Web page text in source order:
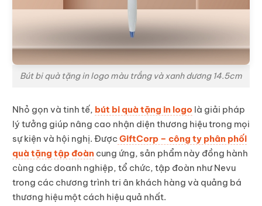
Bút bi quà tặng in logo màu trắng và xanh dương 14.5cm
Nhỏ gọn và tinh tế, bút bi quà tặng in logo là giải pháp
lý tưởng giúp nâng cao nhận diện thương hiệu trong mọi
sự kiện và hội nghị. ĐượcGiftCorp – công ty phân phối
quà tặng tập đoàn cung ứng, sản phẩm này đồng hành
cùng các doanh nghiệp, tổ chức, tập đoàn như Nevu
trong các chương trình tri ân khách hàng và quảng bá
thương hiệu một cách hiệu quả nhất.